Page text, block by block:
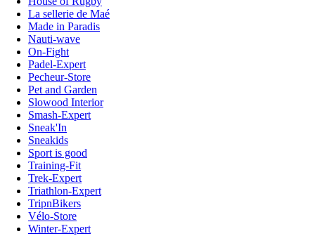
La sellerie de Maé
Made in Paradis
Nauti-wave
On-Fight
Padel-Expert
Pecheur-Store
Pet and Garden
Slowood Interior
Smash-Expert
Sneak'In
Sneakids
Sport is good
Training-Fit
Trek-Expert
Triathlon-Expert
TripnBikers
Vélo-Store
Winter-Expert